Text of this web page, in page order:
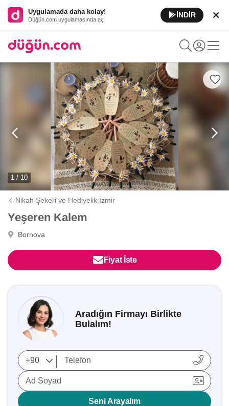
Uygulamada daha kolay!
Düğün.com uygulamasında aç
İNDİR
1 / 10
Nikah Şekeri ve Hediyelik İzmir
Yeşeren Kalem
Bornova
Fiyat İste
Aradığın Firmayı Birlikte
Bulalım!
Ad Soyad
Seni Arayalım